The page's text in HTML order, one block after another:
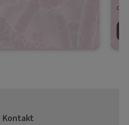
Kontakt